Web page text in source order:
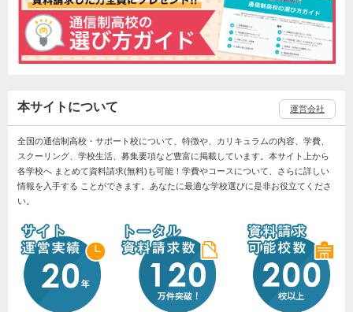
本サイトについて 運営会社
全国の通信制高校・サポート校について、特徴や、カリキュラムの内容、学費、
スクーリング、学校生活、募集要項など豊富に掲載しています。本サイト上から
各学校へ まとめて資料請求(無料)も可能！学費やコースについて、さらに詳しい
情報を入手する ことができます。あなたに最適な学校選びに是非お役立てくださ
い。